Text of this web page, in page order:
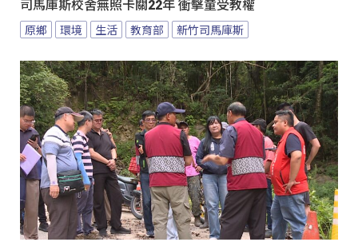
司馬庫斯校舍無照卡關22年 衝擊童受教權
原鄉 環境 生活 教育部 新竹司馬庫斯